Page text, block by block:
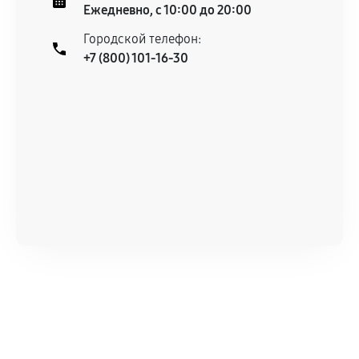
Ежедневно, с 10:00 до 20:00
Городской телефон:
+7 (800) 101-16-30